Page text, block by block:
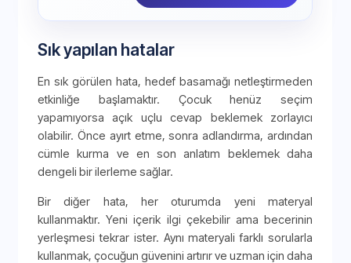
Sık yapılan hatalar
En sık görülen hata, hedef basamağı netleştirmeden
etkinliğe başlamaktır. Çocuk henüz seçim
yapamıyorsa açık uçlu cevap beklemek zorlayıcı
olabilir. Önce ayırt etme, sonra adlandırma, ardından
cümle kurma ve en son anlatım beklemek daha
dengeli bir ilerleme sağlar.
Bir diğer hata, her oturumda yeni materyal
kullanmaktır. Yeni içerik ilgi çekebilir ama becerinin
yerleşmesi tekrar ister. Aynı materyali farklı sorularla
kullanmak, çocuğun güvenini artırır ve uzman için daha